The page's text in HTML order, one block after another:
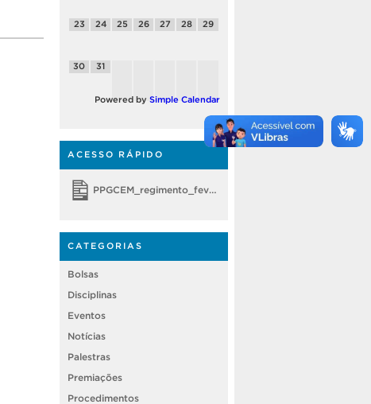
23 24 25 26 27 28 29
30 31
Powered by Simple Calendar
ACESSO RÁPIDO
PPGCEM_regimento_fevereiro 2018
CATEGORIAS
Bolsas
Disciplinas
Eventos
Notícias
Palestras
Premiações
Procedimentos